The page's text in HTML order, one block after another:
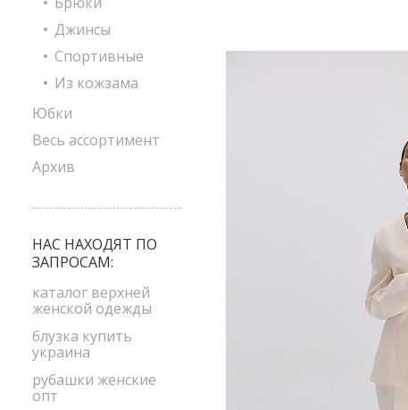
Джинсы
Спортивные
Из кожзама
Юбки
Весь ассортимент
Архив
НАС НАХОДЯТ ПО
ЗАПРОСАМ:
каталог верхней
женской одежды
блузка купить
украина
рубашки женские
опт